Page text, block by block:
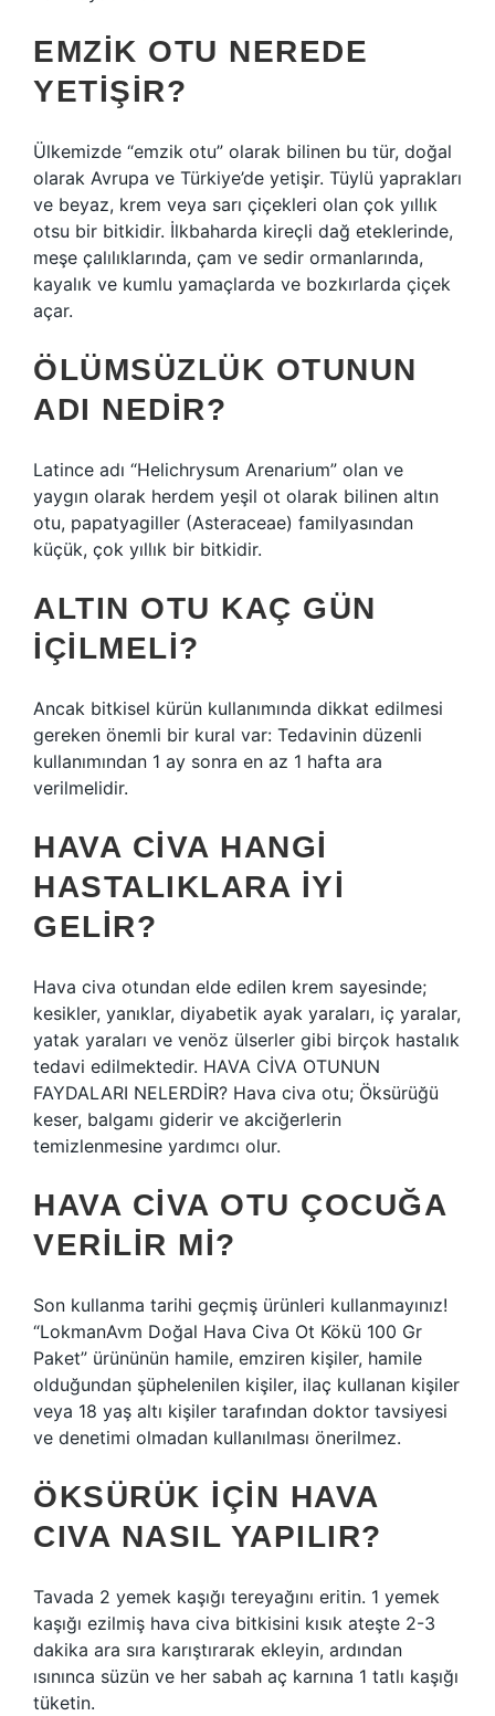
EMZIK OTU NEREDE
YETIŞIR?
Ülkemizde “emzik otu” olarak bilinen bu tür, doğal
olarak Avrupa ve Türkiye’de yetişir. Tüylü yaprakları
ve beyaz, krem ​​veya sarı çiçekleri olan çok yıllık
otsu bir bitkidir. İlkbaharda kireçli dağ eteklerinde,
meşe çalılıklarında, çam ve sedir ormanlarında,
kayalık ve kumlu yamaçlarda ve bozkırlarda çiçek
açar.
ÖLÜMSÜZLÜK OTUNUN
ADI NEDIR?
Latince adı “Helichrysum Arenarium” olan ve
yaygın olarak herdem yeşil ot olarak bilinen altın
otu, papatyagiller (Asteraceae) familyasından
küçük, çok yıllık bir bitkidir.
ALTIN OTU KAÇ GÜN
IÇILMELI?
Ancak bitkisel kürün kullanımında dikkat edilmesi
gereken önemli bir kural var: Tedavinin düzenli
kullanımından 1 ay sonra en az 1 hafta ara
verilmelidir.
HAVA CIVA HANGI
HASTALIKLARA IYI
GELIR?
Hava civa otundan elde edilen krem ​​sayesinde;
kesikler, yanıklar, diyabetik ayak yaraları, iç yaralar,
yatak yaraları ve venöz ülserler gibi birçok hastalık
tedavi edilmektedir. HAVA CİVA OTUNUN
FAYDALARI NELERDİR? Hava civa otu; Öksürüğü
keser, balgamı giderir ve akciğerlerin
temizlenmesine yardımcı olur.
HAVA CIVA OTU ÇOCUĞA
VERILIR MI?
Son kullanma tarihi geçmiş ürünleri kullanmayınız!
“LokmanAvm Doğal Hava Civa Ot Kökü 100 Gr
Paket” ürününün hamile, emziren kişiler, hamile
olduğundan şüphelenilen kişiler, ilaç kullanan kişiler
veya 18 yaş altı kişiler tarafından doktor tavsiyesi
ve denetimi olmadan kullanılması önerilmez.
ÖKSÜRÜK IÇIN HAVA
CIVA NASIL YAPILIR?
Tavada 2 yemek kaşığı tereyağını eritin. 1 yemek
kaşığı ezilmiş hava civa bitkisini kısık ateşte 2-3
dakika ara sıra karıştırarak ekleyin, ardından
ısınınca süzün ve her sabah aç karnına 1 tatlı kaşığı
tüketin.